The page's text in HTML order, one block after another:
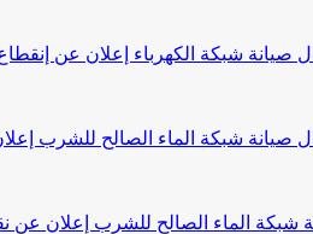
شبكة الكهرباء إعلان عن إنقطاع
صيانة شبكة الماء الصالح للشرب
شبكة الماء الصالح للشرب إعلان عن